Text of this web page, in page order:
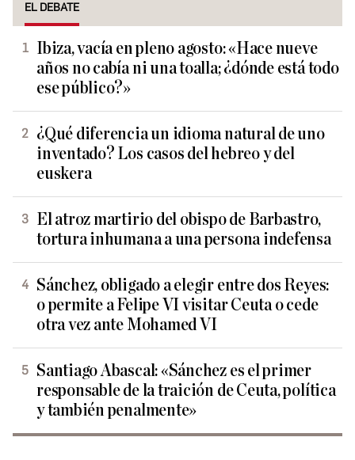
EL DEBATE
Ibiza, vacía en pleno agosto: «Hace nueve
años no cabía ni una toalla; ¿dónde está todo
ese público?»
¿Qué diferencia un idioma natural de uno
inventado? Los casos del hebreo y del
euskera
El atroz martirio del obispo de Barbastro,
tortura inhumana a una persona indefensa
Sánchez, obligado a elegir entre dos Reyes:
o permite a Felipe VI visitar Ceuta o cede
otra vez ante Mohamed VI
Santiago Abascal: «Sánchez es el primer
responsable de la traición de Ceuta, política
y también penalmente»